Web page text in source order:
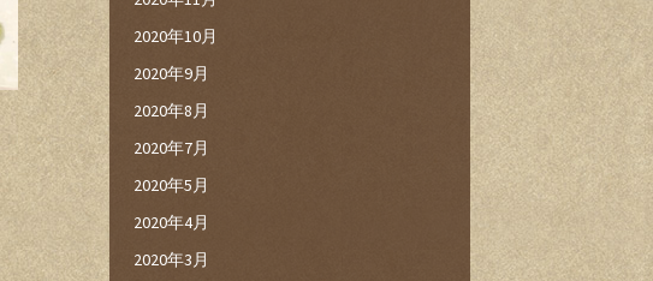
2020年10月
2020年9月
2020年8月
2020年7月
2020年5月
2020年4月
2020年3月